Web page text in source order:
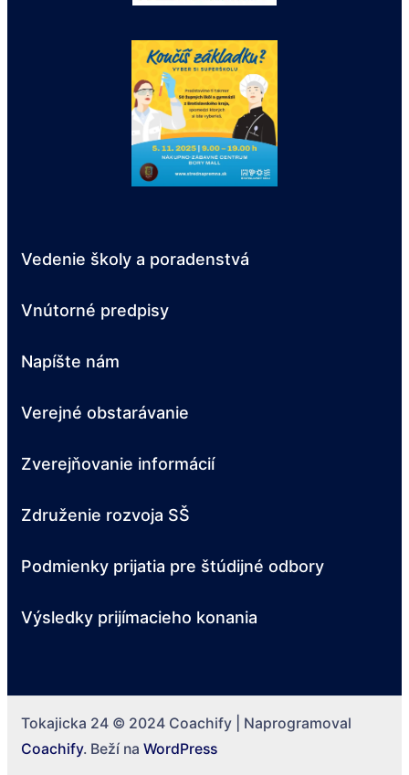
Vedenie školy a poradenstvá
Vnútorné predpisy
Napíšte nám
Verejné obstarávanie
Zverejňovanie informácií
Združenie rozvoja SŠ
Podmienky prijatia pre štúdijné odbory
Výsledky prijímacieho konania
Tokajicka 24 © 2024 Coachify | Naprogramoval
Coachify. Beží na WordPress